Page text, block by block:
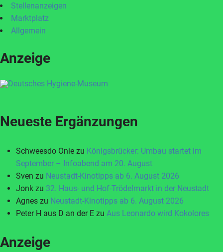
Stellenanzeigen
Marktplatz
Allgemein
Anzeige
Neueste Ergänzungen
Schweesdo Onie zu Königsbrücker: Umbau startet im
September – Infoabend am 20. August
Sven zu Neustadt-Kinotipps ab 6. August 2026
Jonk zu 32. Haus- und Hof-Trödelmarkt in der Neustadt
Agnes zu Neustadt-Kinotipps ab 6. August 2026
Peter H aus D an der E zu Aus Leonardo wird Kokolores
Anzeige